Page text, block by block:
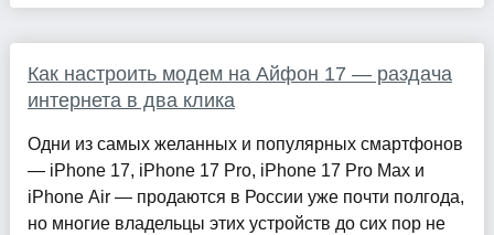
Как настроить модем на Айфон 17 — раздача
интернета в два клика
Одни из самых желанных и популярных смартфонов
— iPhone 17, iPhone 17 Pro, iPhone 17 Pro Max и
iPhone Air — продаются в России уже почти полгода,
но многие владельцы этих устройств до сих пор не